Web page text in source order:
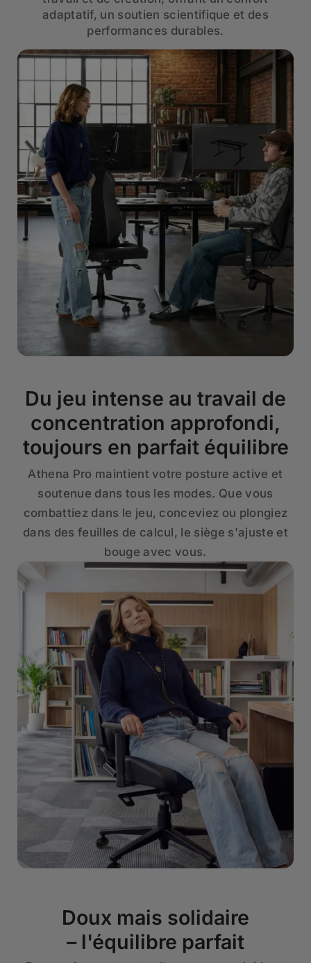
adaptatif, un soutien scientifique et des
performances durables.
Du jeu intense au travail de
concentration approfondi,
toujours en parfait équilibre
Athena Pro maintient votre posture active et
soutenue dans tous les modes. Que vous
combattiez dans le jeu, conceviez ou plongiez
dans des feuilles de calcul, le siège s'ajuste et
bouge avec vous.
Doux mais solidaire
– l'équilibre parfait